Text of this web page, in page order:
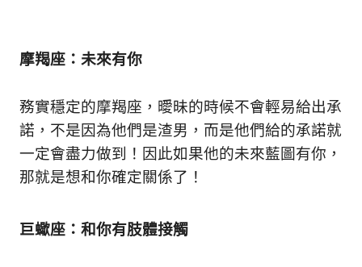
摩羯座：未來有你
務實穩定的摩羯座，曖昧的時候不會輕易給出承
諾，不是因為他們是渣男，而是他們給的承諾就
一定會盡力做到！因此如果他的未來藍圖有你，
那就是想和你確定關係了！
巨蠍座：和你有肢體接觸